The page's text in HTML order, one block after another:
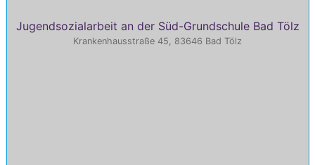
Jugendsozialarbeit an der Süd-Grundschule Bad Tölz
Krankenhausstraße 45, 83646 Bad Tölz